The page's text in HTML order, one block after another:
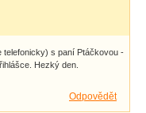
telefonicky) s paní Ptáčkovou -
Hezký den.
Odpovědět